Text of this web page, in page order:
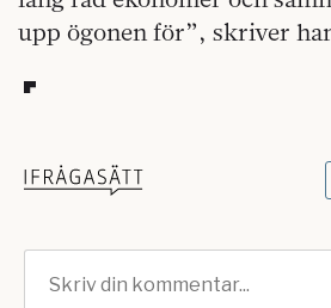
upp ögonen för”, skriver